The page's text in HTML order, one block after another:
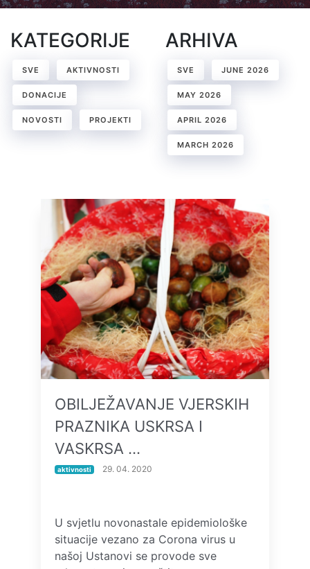
KATEGORIJE
SVE AKTIVNOSTI
DONACIJE
NOVOSTI PROJEKTI
ARHIVA
SVE JUNE 2026
MAY 2026
APRIL 2026
MARCH 2026
OBILJEŽAVANJE VJERSKIH
PRAZNIKA USKRSA I
VASKRSA …
aktivnosti 29. 04. 2020
U svjetlu novonastale epidemiološke
situacije vezano za Corona virus u
našoj Ustanovi se provode sve